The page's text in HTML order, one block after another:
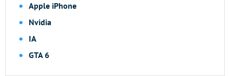
Apple iPhone
Nvidia
IA
GTA 6